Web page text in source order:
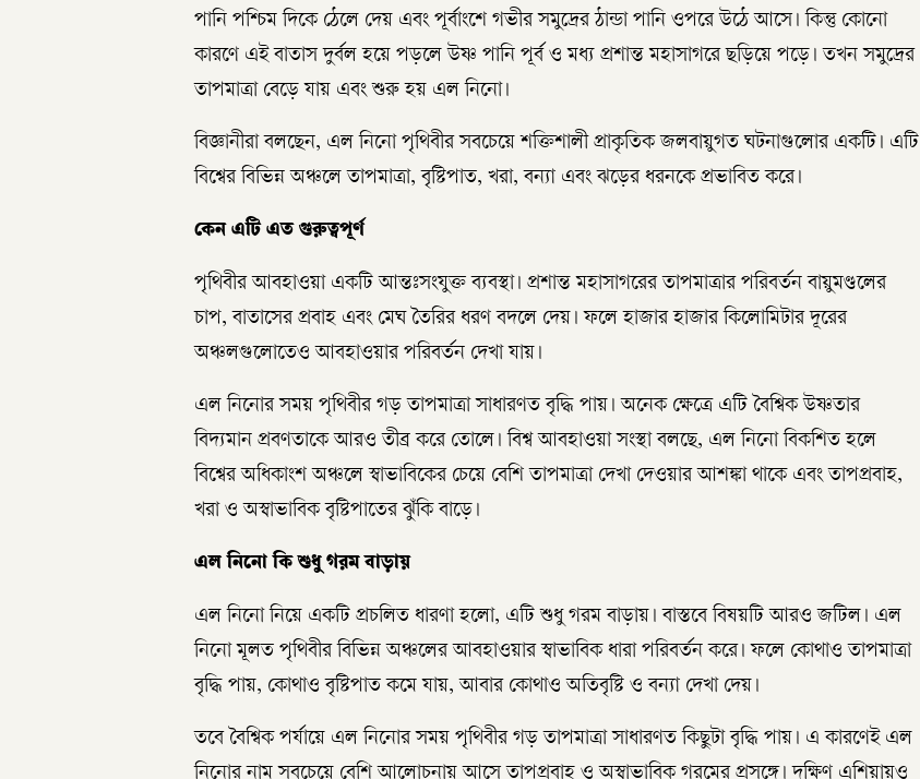
পানি পশ্চিম দিকে ঠেলে দেয় এবং পূর্বাংশে গভীর সমুদ্রের ঠান্ডা পানি ওপরে উঠে আসে। কিন্তু কোনো
কারণে এই বাতাস দুর্বল হয়ে পড়লে উষ্ণ পানি পূর্ব ও মধ্য প্রশান্ত মহাসাগরে ছড়িয়ে পড়ে। তখন সমুদ্রের
তাপমাত্রা বেড়ে যায় এবং শুরু হয় এল নিনো।
বিজ্ঞানীরা বলছেন, এল নিনো পৃথিবীর সবচেয়ে শক্তিশালী প্রাকৃতিক জলবায়ুগত ঘটনাগুলোর একটি। এটি
বিশ্বের বিভিন্ন অঞ্চলে তাপমাত্রা, বৃষ্টিপাত, খরা, বন্যা এবং ঝড়ের ধরনকে প্রভাবিত করে।
কেন এটি এত গুরুত্বপূর্ণ
পৃথিবীর আবহাওয়া একটি আন্তঃসংযুক্ত ব্যবস্থা। প্রশান্ত মহাসাগরের তাপমাত্রার পরিবর্তন বায়ুমণ্ডলের
চাপ, বাতাসের প্রবাহ এবং মেঘ তৈরির ধরণ বদলে দেয়। ফলে হাজার হাজার কিলোমিটার দূরের
অঞ্চলগুলোতেও আবহাওয়ার পরিবর্তন দেখা যায়।
এল নিনোর সময় পৃথিবীর গড় তাপমাত্রা সাধারণত বৃদ্ধি পায়। অনেক ক্ষেত্রে এটি বৈশ্বিক উষ্ণতার
বিদ্যমান প্রবণতাকে আরও তীব্র করে তোলে। বিশ্ব আবহাওয়া সংস্থা বলছে, এল নিনো বিকশিত হলে
বিশ্বের অধিকাংশ অঞ্চলে স্বাভাবিকের চেয়ে বেশি তাপমাত্রা দেখা দেওয়ার আশঙ্কা থাকে এবং তাপপ্রবাহ,
খরা ও অস্বাভাবিক বৃষ্টিপাতের ঝুঁকি বাড়ে।
এল নিনো কি শুধু গরম বাড়ায়
এল নিনো নিয়ে একটি প্রচলিত ধারণা হলো, এটি শুধু গরম বাড়ায়। বাস্তবে বিষয়টি আরও জটিল। এল
নিনো মূলত পৃথিবীর বিভিন্ন অঞ্চলের আবহাওয়ার স্বাভাবিক ধারা পরিবর্তন করে। ফলে কোথাও তাপমাত্রা
বৃদ্ধি পায়, কোথাও বৃষ্টিপাত কমে যায়, আবার কোথাও অতিবৃষ্টি ও বন্যা দেখা দেয়।
তবে বৈশ্বিক পর্যায়ে এল নিনোর সময় পৃথিবীর গড় তাপমাত্রা সাধারণত কিছুটা বৃদ্ধি পায়। এ কারণেই এল
নিনোর নাম সবচেয়ে বেশি আলোচনায় আসে তাপপ্রবাহ ও অস্বাভাবিক গরমের প্রসঙ্গে। দক্ষিণ এশিয়ায়ও